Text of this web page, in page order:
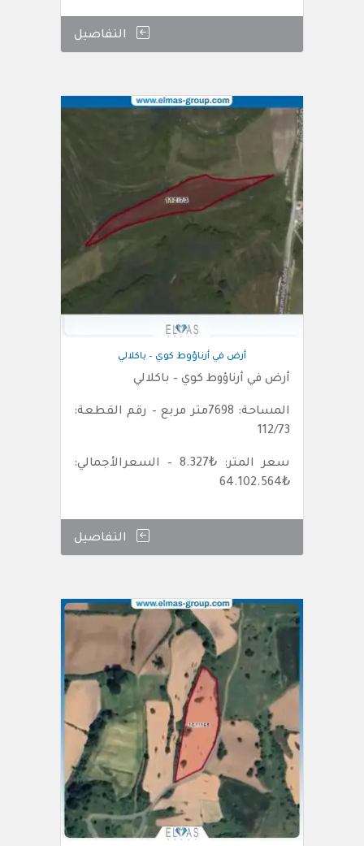
التفاصيل
أرض في أرناؤوط كوي – باكلالي
أرض في أرناؤوط كوي – باكلالي
المساحة: 7698متر مربع – رقم القطعة:
112/73
سعر المتر: ₺8.327 – السعرالأجمالي:
₺64.102.564
التفاصيل